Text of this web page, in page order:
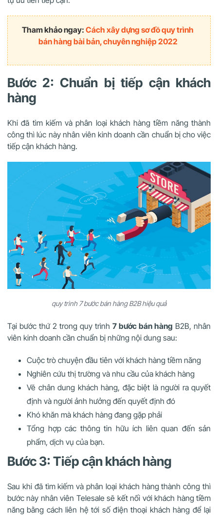
Tham khảo ngay: Cách xây dựng sơ đồ quy trình
bán hàng bài bản, chuyên nghiệp 2022
Bước 2: Chuẩn bị tiếp cận khách
hàng
Khi đã tìm kiếm và phân loại khách hàng tiềm năng thành
công thì lúc này nhân viên kinh doanh cần chuẩn bị cho việc
tiếp cận khách hàng.
quy trình 7 bước bán hàng B2B hiệu quả
Tại bước thứ 2 trong quy trình 7 bước bán hàng B2B, nhân
viên kinh doanh cần chuẩn bị những nội dung sau:
Cuộc trò chuyện đầu tiên với khách hàng tiềm năng
Nghiên cứu thị trường và nhu cầu của khách hàng
Vẽ chân dung khách hàng, đặc biệt là người ra quyết
định và người ảnh hưởng đến quyết định đó
Khó khăn mà khách hàng đang gặp phải
Tổng hợp các thông tin hữu ích liên quan đến sản
phẩm, dịch vụ của bạn.
Bước 3: Tiếp cận khách hàng
Sau khi đã tìm kiếm và phân loại khách hàng thành công thì
bước này nhân viên Telesale sẽ kết nối với khách hàng tiềm
năng bằng cách liên hệ tới số điện thoại khách hàng để lại